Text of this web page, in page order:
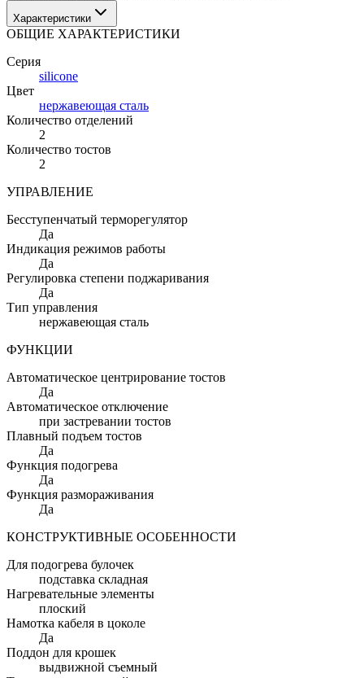
Характеристики
ОБЩИЕ ХАРАКТЕРИСТИКИ
Серия
silicone
Цвет
нержавеющая сталь
Количество отделений
2
Количество тостов
2
УПРАВЛЕНИЕ
Бесступенчатый терморегулятор
Да
Индикация режимов работы
Да
Регулировка степени поджаривания
Да
Тип управления
нержавеющая сталь
ФУНКЦИИ
Автоматическое центрирование тостов
Да
Автoмaтичecкoe oтключeниe
пpи зacтpeвaнии тocтoв
Плавный подъем тостов
Да
Функция подогрева
Да
Функция размораживания
Да
КОНСТРУКТИВНЫЕ ОСОБЕННОСТИ
Для подогрева булочек
подставка складная
Нагревательные элементы
плоский
Намотка кабеля в цоколе
Да
Поддон для крошек
выдвижной съемный